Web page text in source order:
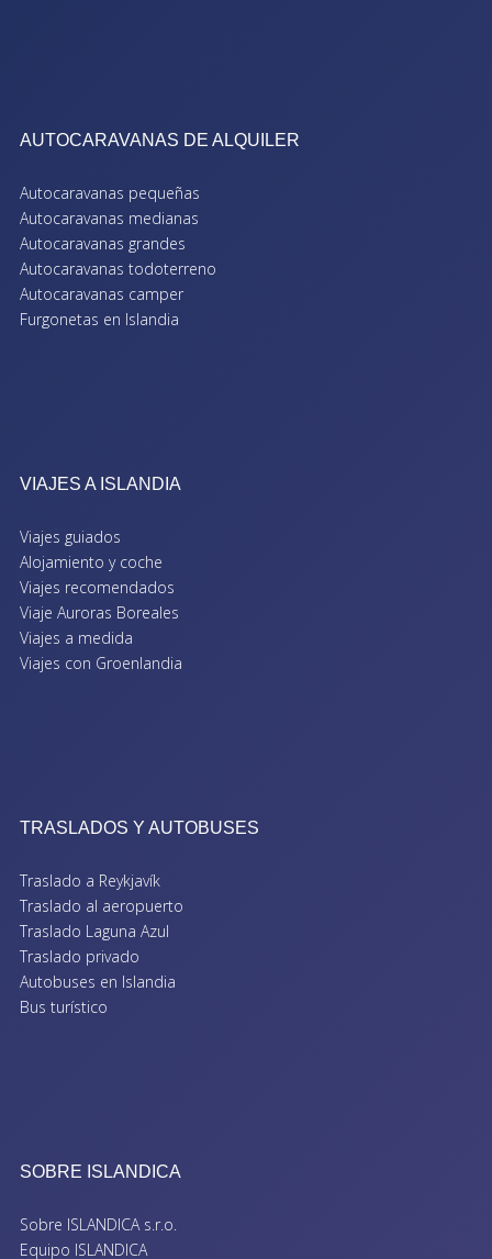
AUTOCARAVANAS DE ALQUILER
Autocaravanas pequeñas
Autocaravanas medianas
Autocaravanas grandes
Autocaravanas todoterreno
Autocaravanas camper
Furgonetas en Islandia
VIAJES A ISLANDIA
Viajes guiados
Alojamiento y coche
Viajes recomendados
Viaje Auroras Boreales
Viajes a medida
Viajes con Groenlandia
TRASLADOS Y AUTOBUSES
Traslado a Reykjavík
Traslado al aeropuerto
Traslado Laguna Azul
Traslado privado
Autobuses en Islandia
Bus turístico
SOBRE ISLANDICA
Sobre ISLANDICA s.r.o.
Equipo ISLANDICA